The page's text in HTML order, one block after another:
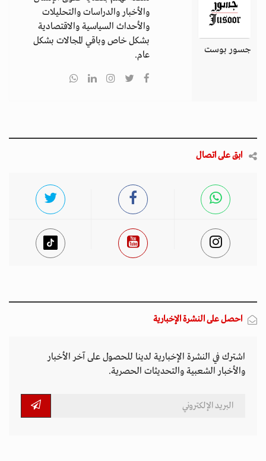
جسور بوست
والأخبار والدراسات والتحليلات
والأحداث السياسية والاقتصادية
بشكل خاص وباقي المجالات بشكل
عام.
ابق على اتصال
احصل على النشرة الإخبارية
اشترك في النشرة الإخبارية لدينا للحصول على آخر الأخبار
والأخبار الشعبية والتحديثات الحصرية.